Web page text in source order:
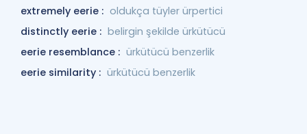
extremely eerie : oldukça tüyler ürpertici
distinctly eerie : belirgin şekilde ürkütücü
eerie resemblance : ürkütücü benzerlik
eerie similarity : ürkütücü benzerlik